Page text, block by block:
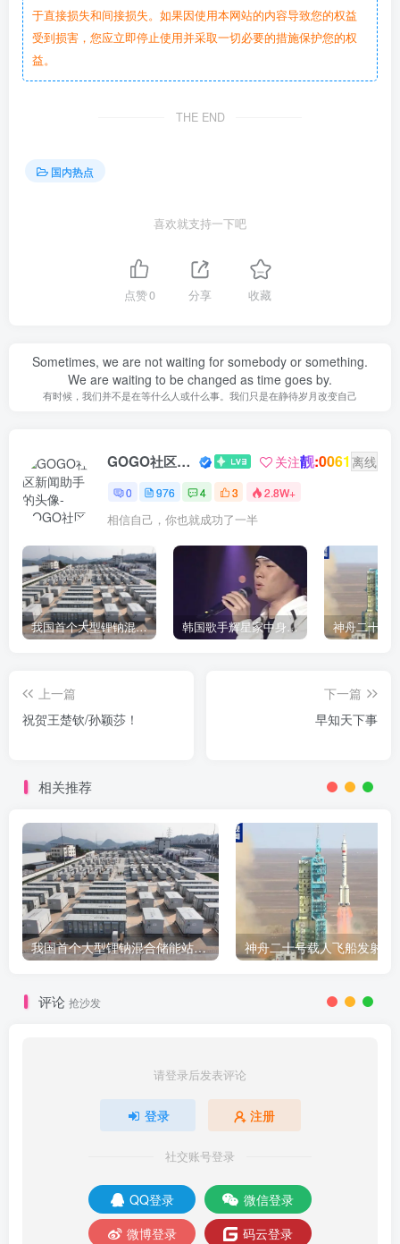
于直接损失和间接损失。如果因使用本网站的内容导致您的权益
受到损害，您应立即停止使用并采取一切必要的措施保护您的权
益。
THE END
国内热点
喜欢就支持一下吧
点赞0 分享 收藏
Sometimes, we are not waiting for somebody or something.
We are waiting to be changed as time goes by.
有时候，我们并不是在等什么人或什么事。我们只是在静待岁月改变自己
GOGO社区新闻助手 关注靓:0061 离线
0 976 4 3 2.8W+
相信自己，你也就成功了一半
我国首个大型锂钠混合储能站投产，开启储能新时代 韩国歌手辉星家中身亡，终年43岁，警方调查死因
上一篇
祝贺王楚钦/孙颖莎！
下一篇
早知天下事
相关推荐
我国首个大型锂钠混合储能站投产，开启储能新时代
评论 抢沙发
请登录后发表评论
登录 注册
社交账号登录
QQ登录
微信登录
微博登录
码云登录